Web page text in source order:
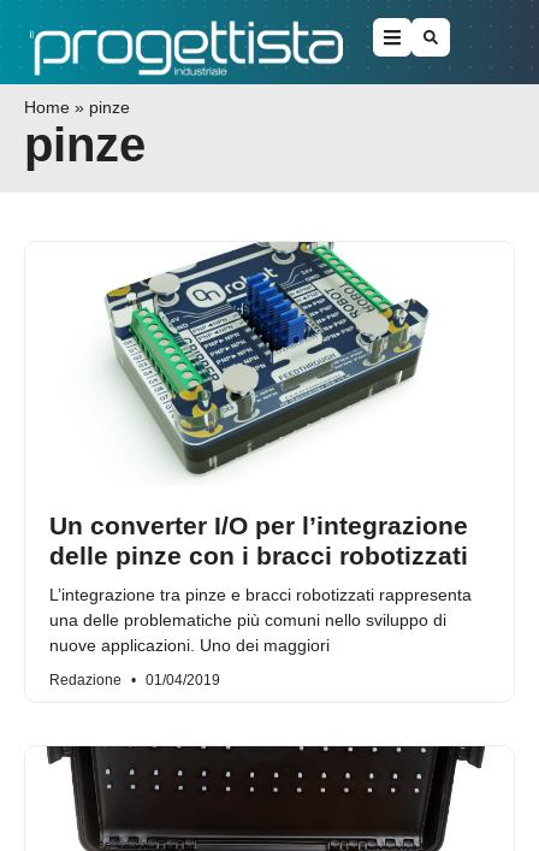
Home » pinze
pinze
Un converter I/O per l’integrazione
delle pinze con i bracci robotizzati
L’integrazione tra pinze e bracci robotizzati rappresenta
una delle problematiche più comuni nello sviluppo di
nuove applicazioni. Uno dei maggiori
Redazione 01/04/2019